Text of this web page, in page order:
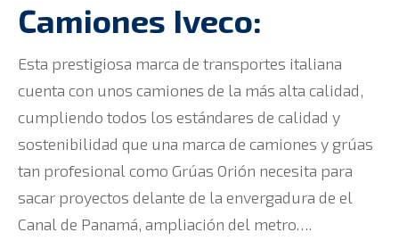
Camiones Iveco:
Esta prestigiosa marca de transportes italiana
cuenta con unos camiones de la más alta calidad,
cumpliendo todos los estándares de calidad y
sostenibilidad que una marca de camiones y grúas
tan profesional como Grúas Orión necesita para
sacar proyectos delante de la envergadura de el
Canal de Panamá, ampliación del metro….